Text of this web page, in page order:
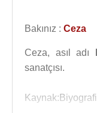
Bakınız : Ceza
Ceza, asıl adı
sanatçısı.